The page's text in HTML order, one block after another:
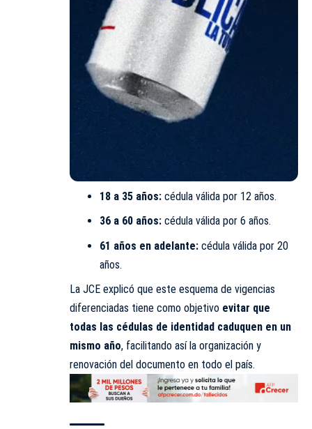
18 a 35 años:cédula válida por 12 años.
36 a 60 años:cédula válida por 6 años.
61 años en adelante:cédula válida por 20
años.
La JCE explicó que este esquema de vigencias
diferenciadas tiene como objetivo evitar que
todas las cédulas de identidad caduquen en un
mismo año, facilitando así la organización y
renovación del documento en todo el país.